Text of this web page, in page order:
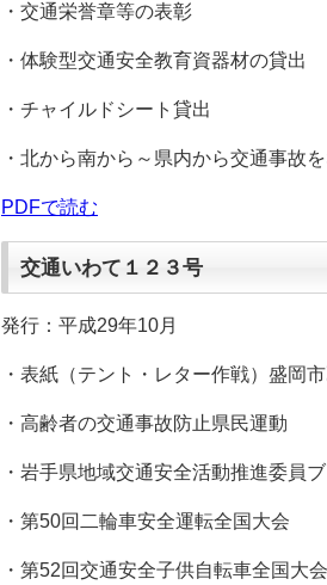
・交通栄誉章等の表彰
・体験型交通安全教育資器材の貸出
・チャイルドシート貸出
・北から南から～県内から交通事故
PDFで読む
交通いわて１２３号
発行：平成29年10月
・表紙（テント・レター作戦）盛岡
・高齢者の交通事故防止県民運動
・岩手県地域交通安全活動推進委員
・第50回二輪車安全運転全国大会
・第52回交通安全子供自転車全国大会